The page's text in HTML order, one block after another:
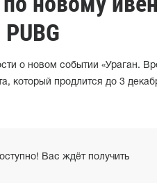
о новом событии «Ураган.
который продлится до 3
Вас ждёт получить